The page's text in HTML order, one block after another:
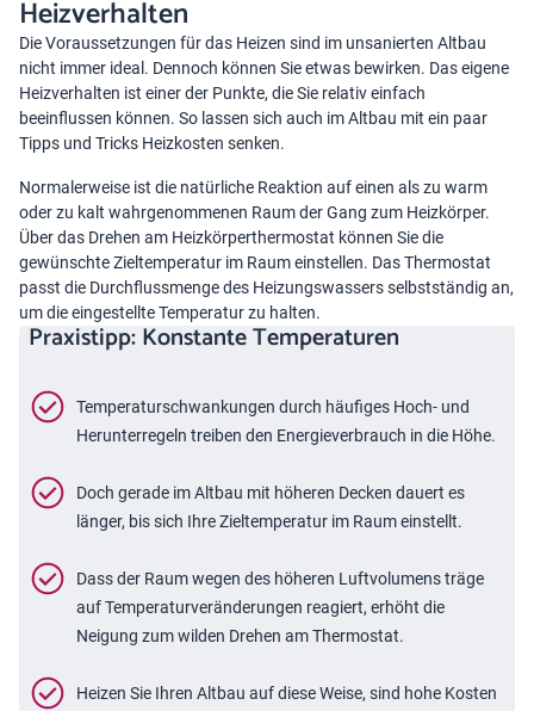
Heizverhalten
Die Voraussetzungen für das Heizen sind im unsanierten Altbau
nicht immer ideal. Dennoch können Sie etwas bewirken. Das eigene
Heizverhalten ist einer der Punkte, die Sie relativ einfach
beeinflussen können. So lassen sich auch im Altbau mit ein paar
Tipps und Tricks Heizkosten senken.
Normalerweise ist die natürliche Reaktion auf einen als zu warm
oder zu kalt wahrgenommenen Raum der Gang zum Heizkörper.
Über das Drehen am Heizkörperthermostat können Sie die
gewünschte Zieltemperatur im Raum einstellen. Das Thermostat
passt die Durchflussmenge des Heizungswassers selbstständig an,
um die eingestellte Temperatur zu halten.
Praxistipp: Konstante Temperaturen
Temperaturschwankungen durch häufiges Hoch- und
Herunterregeln treiben den Energieverbrauch in die Höhe.
Doch gerade im Altbau mit höheren Decken dauert es
länger, bis sich Ihre Zieltemperatur im Raum einstellt.
Dass der Raum wegen des höheren Luftvolumens träge
auf Temperaturveränderungen reagiert, erhöht die
Neigung zum wilden Drehen am Thermostat.
Heizen Sie Ihren Altbau auf diese Weise, sind hohe Kosten